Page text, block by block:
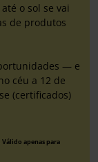
o sol se vai
de produtos
— e
céu a 12 de
(certificados)
apenas para